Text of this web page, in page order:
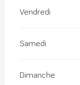
Vendredi
Samedi
Dimanche